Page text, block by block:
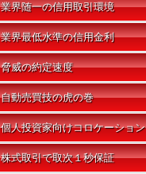
業界随一の信用取引環境
業界最低水準の信用金利
脅威の約定速度
自動売買技の虎の巻
個人投資家向けコロケーション
株式取引で取次１秒保証